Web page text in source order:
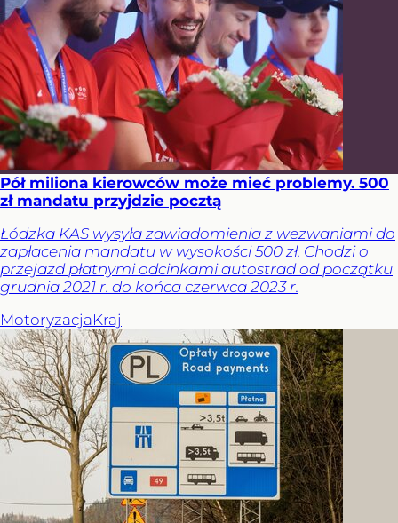
Pół miliona kierowców może mieć problemy. 500
zł mandatu przyjdzie pocztą
Łódzka KAS wysyła zawiadomienia z wezwaniami do
zapłacenia mandatu w wysokości 500 zł. Chodzi o
przejazd płatnymi odcinkami autostrad od początku
grudnia 2021 r. do końca czerwca 2023 r.
MotoryzacjaKraj